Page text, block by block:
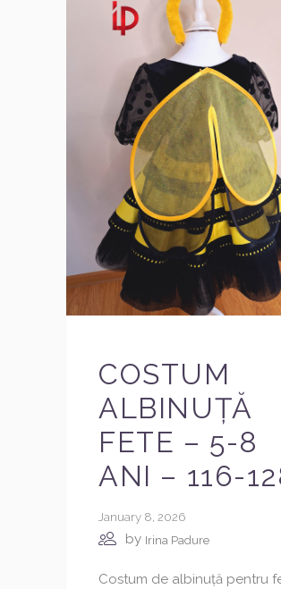
COSTUM
ALBINUȚĂ
FETE – 5-8
ANI – 116-
January 8, 2026
by Irina Padure
Costum de albinuță pentru